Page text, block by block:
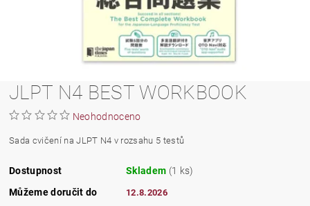
JLPT N4 BEST WORKBOOK
Neohodnoceno
Sada cvičení na JLPT N4 v rozsahu 5 testů
Dostupnost Skladem (1 ks)
Můžeme doručit do
12.8.2026